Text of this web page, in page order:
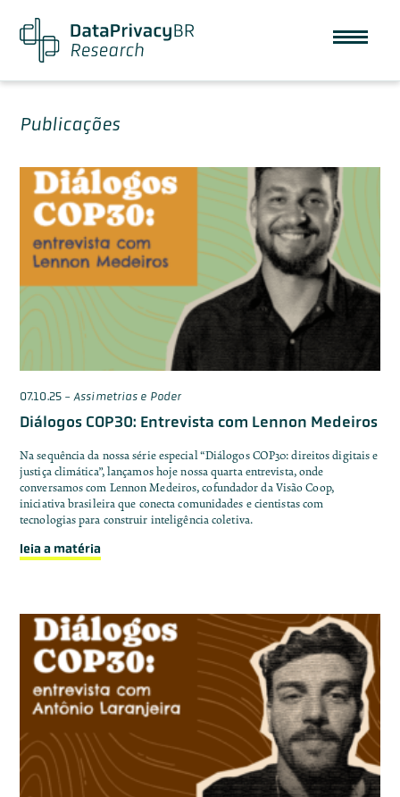
Publicações
07.10.25- Assimetrias e Poder
Diálogos COP30: Entrevista com Lennon Medeiros
Na sequência da nossa série especial “Diálogos COP30: direitos digitais e
justiça climática”, lançamos hoje nossa quarta entrevista, onde
conversamos com Lennon Medeiros, cofundador da Visão Coop,
iniciativa brasileira que conecta comunidades e cientistas com
tecnologias para construir inteligência coletiva.
leia a matéria